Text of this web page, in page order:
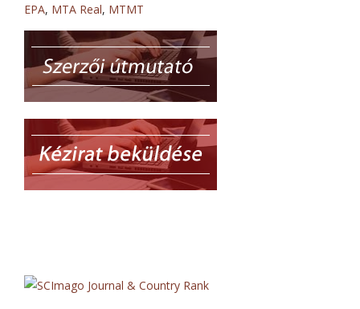
EPA, MTA Real, MTMT